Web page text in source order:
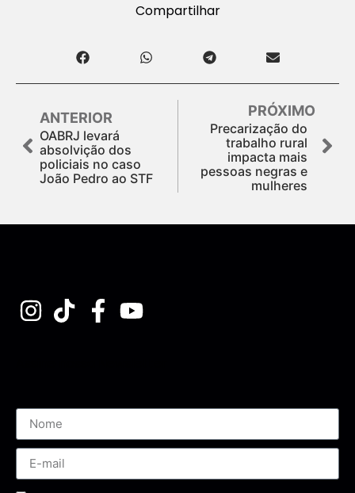
Compartilhar
ANTERIOR
OABRJ levará
absolvição dos
policiais no caso
João Pedro ao STF
PRÓXIMO
Precarização do
trabalho rural
impacta mais
pessoas negras e
mulheres